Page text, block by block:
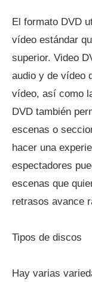
El formato DVD
vídeo estándar
superior. Video
audio y de vídeo
vídeo, así como
DVD también
escenas o
hacer una
espectadores
escenas que
retrasos avance
Tipos de discos
Hay varias